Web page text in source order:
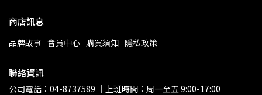
商店訊息
品牌故事 會員中心 購買須知 隱私政策
聯絡資訊
公司電話：04-8737589 ｜上班時間：周一至五 9:00-17:00